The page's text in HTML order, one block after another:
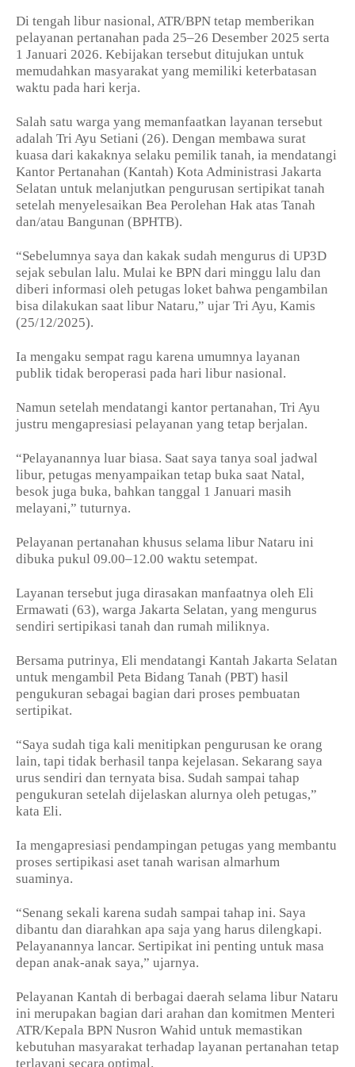
Di tengah libur nasional, ATR/BPN tetap memberikan
pelayanan pertanahan pada 25–26 Desember 2025 serta
1 Januari 2026. Kebijakan tersebut ditujukan untuk
memudahkan masyarakat yang memiliki keterbatasan
waktu pada hari kerja.
Salah satu warga yang memanfaatkan layanan tersebut
adalah Tri Ayu Setiani (26). Dengan membawa surat
kuasa dari kakaknya selaku pemilik tanah, ia mendatangi
Kantor Pertanahan (Kantah) Kota Administrasi Jakarta
Selatan untuk melanjutkan pengurusan sertipikat tanah
setelah menyelesaikan Bea Perolehan Hak atas Tanah
dan/atau Bangunan (BPHTB).
“Sebelumnya saya dan kakak sudah mengurus di UP3D
sejak sebulan lalu. Mulai ke BPN dari minggu lalu dan
diberi informasi oleh petugas loket bahwa pengambilan
bisa dilakukan saat libur Nataru,” ujar Tri Ayu, Kamis
(25/12/2025).
Ia mengaku sempat ragu karena umumnya layanan
publik tidak beroperasi pada hari libur nasional.
Namun setelah mendatangi kantor pertanahan, Tri Ayu
justru mengapresiasi pelayanan yang tetap berjalan.
“Pelayanannya luar biasa. Saat saya tanya soal jadwal
libur, petugas menyampaikan tetap buka saat Natal,
besok juga buka, bahkan tanggal 1 Januari masih
melayani,” tuturnya.
Pelayanan pertanahan khusus selama libur Nataru ini
dibuka pukul 09.00–12.00 waktu setempat.
Layanan tersebut juga dirasakan manfaatnya oleh Eli
Ermawati (63), warga Jakarta Selatan, yang mengurus
sendiri sertipikasi tanah dan rumah miliknya.
Bersama putrinya, Eli mendatangi Kantah Jakarta Selatan
untuk mengambil Peta Bidang Tanah (PBT) hasil
pengukuran sebagai bagian dari proses pembuatan
sertipikat.
“Saya sudah tiga kali menitipkan pengurusan ke orang
lain, tapi tidak berhasil tanpa kejelasan. Sekarang saya
urus sendiri dan ternyata bisa. Sudah sampai tahap
pengukuran setelah dijelaskan alurnya oleh petugas,”
kata Eli.
Ia mengapresiasi pendampingan petugas yang membantu
proses sertipikasi aset tanah warisan almarhum
suaminya.
“Senang sekali karena sudah sampai tahap ini. Saya
dibantu dan diarahkan apa saja yang harus dilengkapi.
Pelayanannya lancar. Sertipikat ini penting untuk masa
depan anak-anak saya,” ujarnya.
Pelayanan Kantah di berbagai daerah selama libur Nataru
ini merupakan bagian dari arahan dan komitmen Menteri
ATR/Kepala BPN Nusron Wahid untuk memastikan
kebutuhan masyarakat terhadap layanan pertanahan tetap
terlayani secara optimal.